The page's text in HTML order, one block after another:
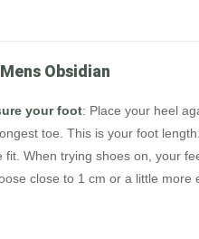
Obsidian
your foot: Place your heel
toe. This is your foot
When trying shoes on, your
close to 1 cm or a little more